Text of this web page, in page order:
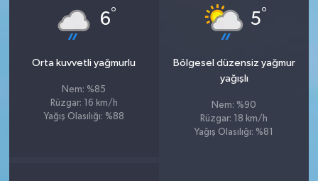
6°
Orta kuvvetli yağmurlu
Nem: %85
Rüzgar: 16 km/h
Yağış Olasılığı: %88
5°
Bölgesel düzensiz yağmur
yağışlı
Nem: %90
Rüzgar: 18 km/h
Yağış Olasılığı: %81